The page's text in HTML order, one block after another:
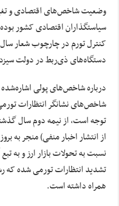
وضعیت شاخص‌های اقتصادی و
سیاستگذاران اقتصادی کشور
کنترل تورم در چارچوب شعار سال
دستگاه‌های ذی‌ربط در دولت
درباره شاخص‌های پولی اشاره‌شده
شاخص‌های نشانگر انتظارات
توجه است، از نیمه دوم سال
از انتشار اخبار منفی) منجر به
نسبت به تحولات بازار ارز و به
تشدید انتظارات تورمی شده که
همراه داشته است.